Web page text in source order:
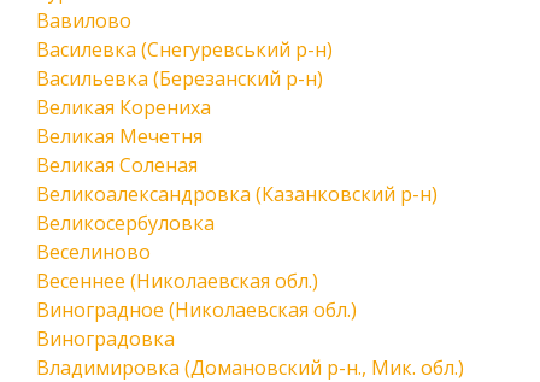
Вавилово
Василевка (Снегуревський р-н)
Васильевка (Березанский р-н)
Великая Корениха
Великая Мечетня
Великая Соленая
Великоалександровка (Казанковский р-н)
Великосербуловка
Веселиново
Весеннее (Николаевская обл.)
Виноградное (Николаевская обл.)
Виноградовка
Владимировка (Домановский р-н., Мик. обл.)